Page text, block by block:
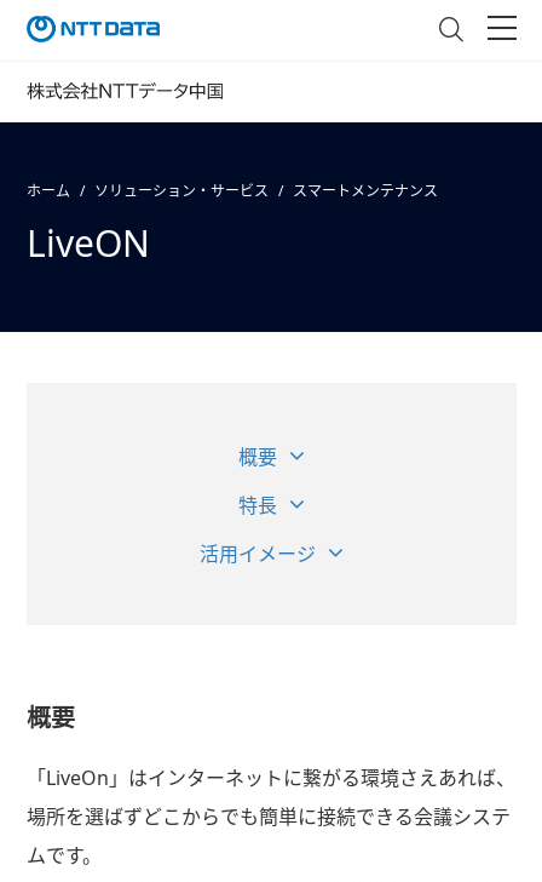
ホーム ソリューション・サービス スマートメンテナンス
LiveON
概要
特長
活用イメージ
概要
「LiveOn」はインターネットに繋がる環境さえあれば、
場所を選ばずどこからでも簡単に接続できる会議システ
ムです。